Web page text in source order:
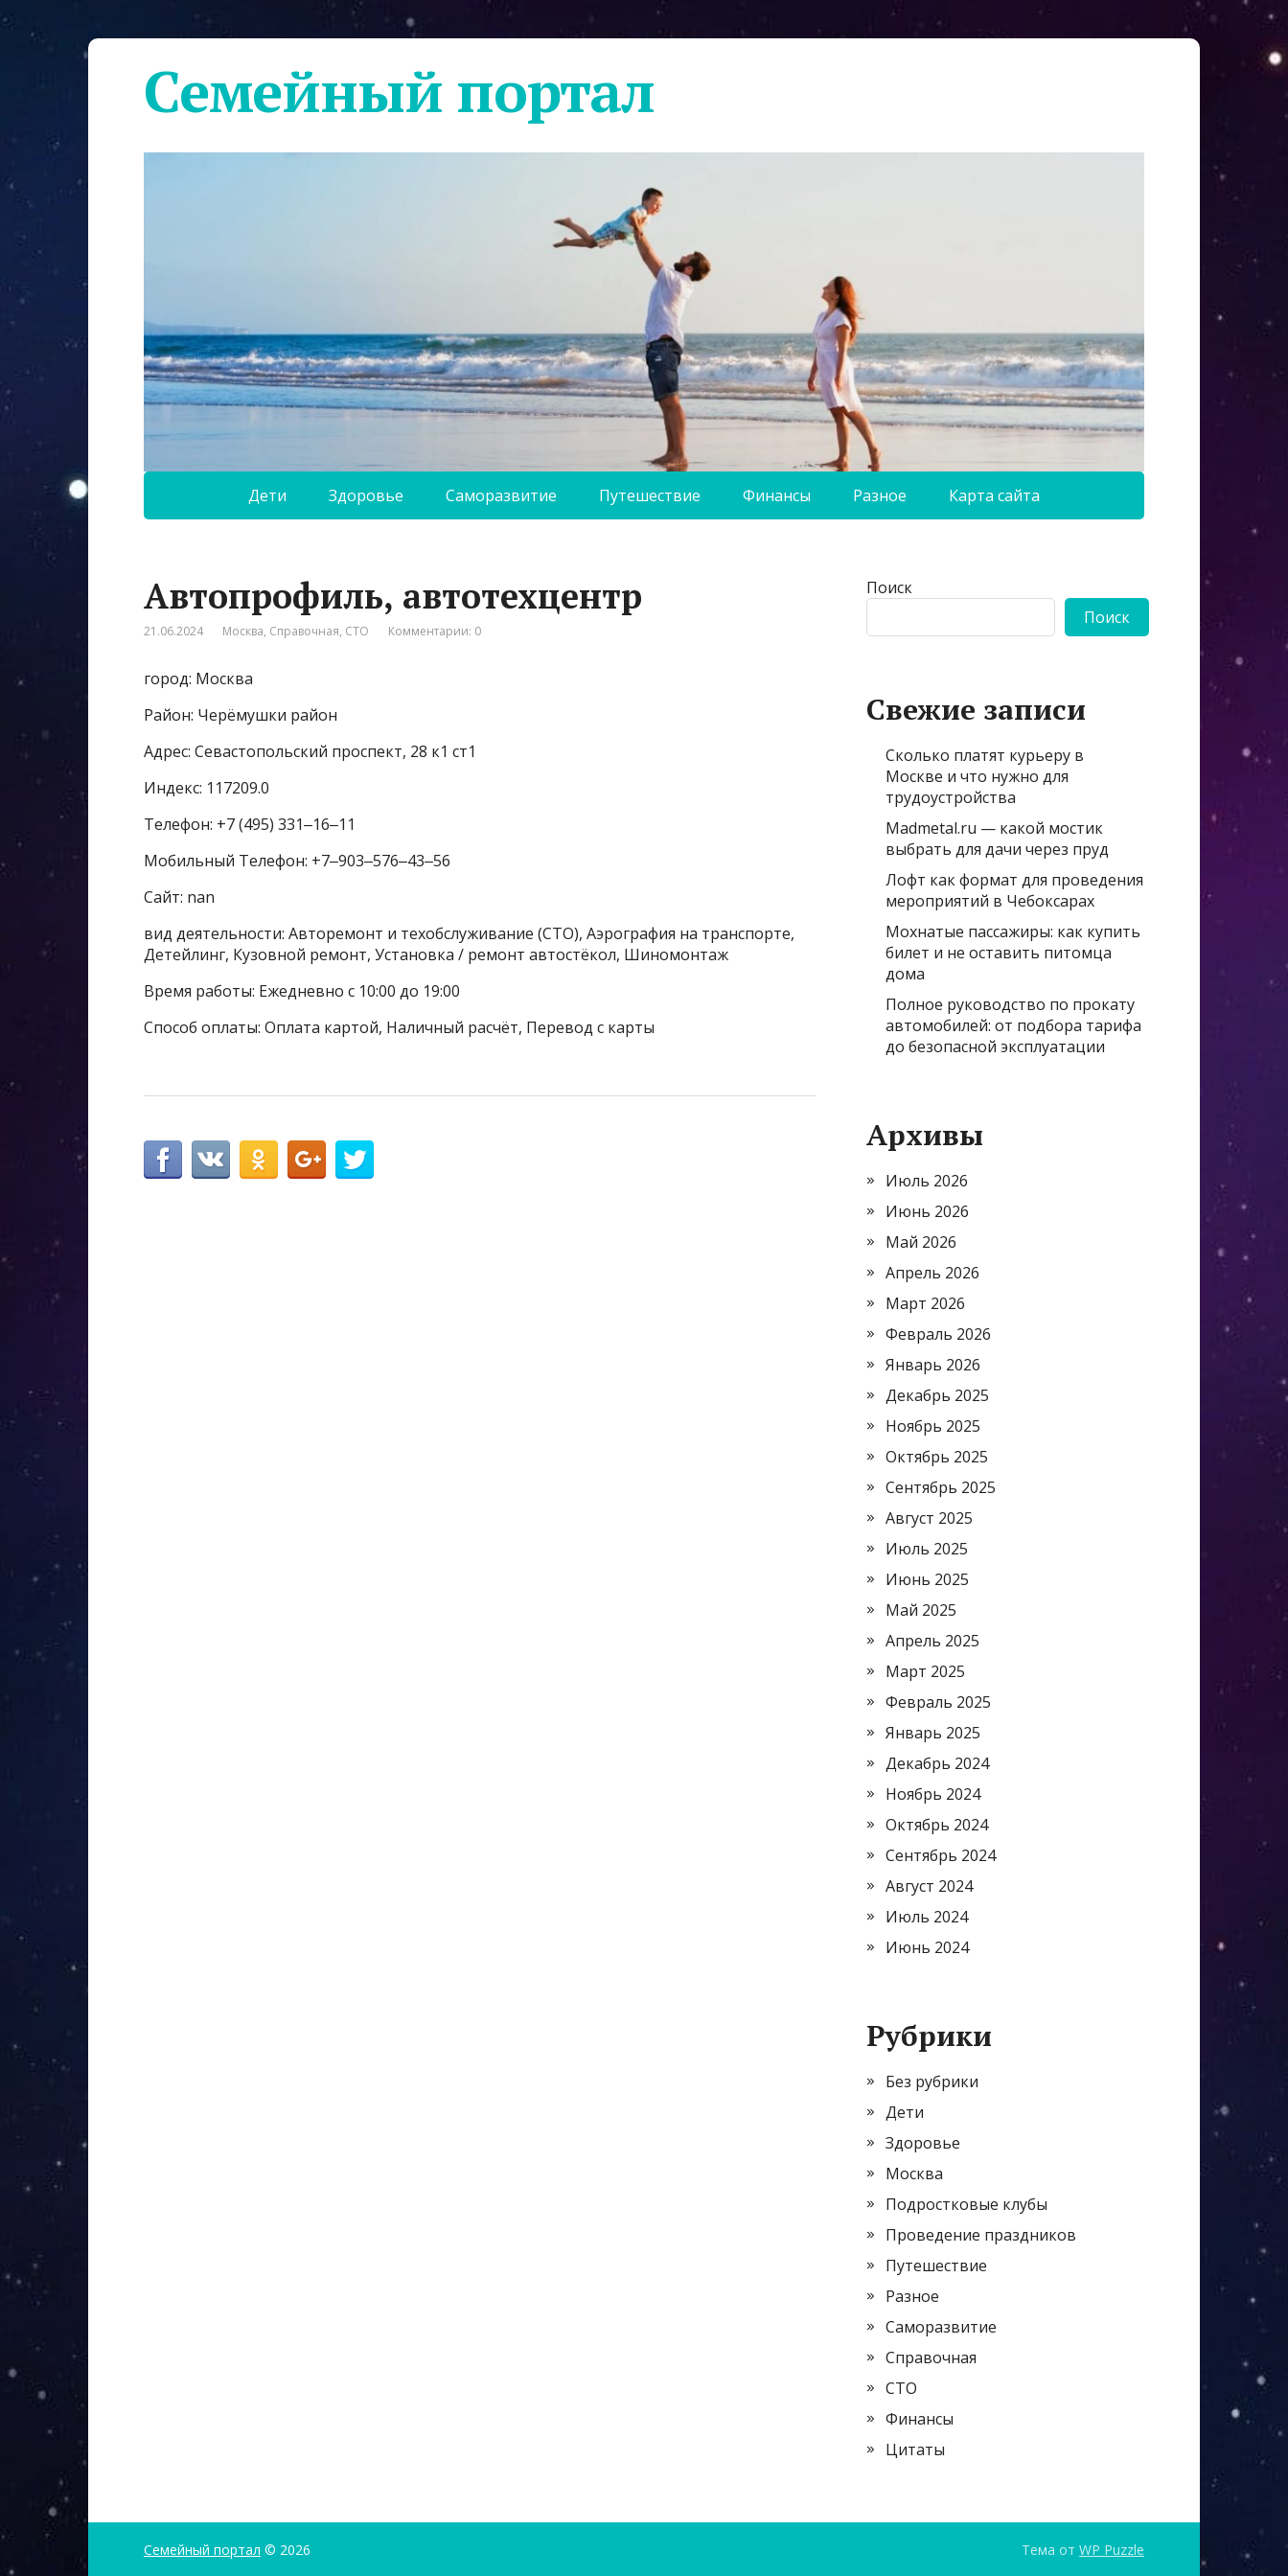
Семейный портал
Дети Здоровье Саморазвитие Путешествие Финансы Разное Карта сайта
Автопрофиль, автотехцентр
21.06.2024 Москва, Справочная, СТО Комментарии: 0
город: Москва
Район: Черёмушки район
Адрес: Севастопольский проспект, 28 к1 ст1
Индекс: 117209.0
Телефон: +7 (495) 331‒16‒11
Мобильный Телефон: +7‒903‒576‒43‒56
Сайт: nan
вид деятельности: Авторемонт и техобслуживание (СТО), Аэрография на транспорте,
Детейлинг, Кузовной ремонт, Установка / ремонт автостёкол, Шиномонтаж
Время работы: Ежедневно с 10:00 до 19:00
Способ оплаты: Оплата картой, Наличный расчёт, Перевод с карты
Поиск
Поиск
Свежие записи
Сколько платят курьеру в
Москве и что нужно для
трудоустройства
Madmetal.ru — какой мостик
выбрать для дачи через пруд
Лофт как формат для проведения
мероприятий в Чебоксарах
Мохнатые пассажиры: как купить
билет и не оставить питомца
дома
Полное руководство по прокату
автомобилей: от подбора тарифа
до безопасной эксплуатации
Архивы
Июль 2026
Июнь 2026
Май 2026
Апрель 2026
Март 2026
Февраль 2026
Январь 2026
Декабрь 2025
Ноябрь 2025
Октябрь 2025
Сентябрь 2025
Август 2025
Июль 2025
Июнь 2025
Май 2025
Апрель 2025
Март 2025
Февраль 2025
Январь 2025
Декабрь 2024
Ноябрь 2024
Октябрь 2024
Сентябрь 2024
Август 2024
Июль 2024
Июнь 2024
Рубрики
Без рубрики
Дети
Здоровье
Москва
Подростковые клубы
Проведение праздников
Путешествие
Разное
Саморазвитие
Справочная
СТО
Финансы
Цитаты
Семейный портал © 2026 Тема от WP Puzzle